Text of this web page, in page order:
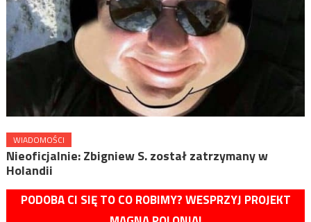
WIADOMOŚCI
Nieoficjalnie: Zbigniew S. został zatrzymany w
Holandii
PODOBA CI SIĘ TO CO ROBIMY? WESPRZYJ PROJEKT